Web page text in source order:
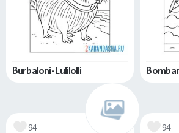
Burbaloni-Lulilolli
94 94